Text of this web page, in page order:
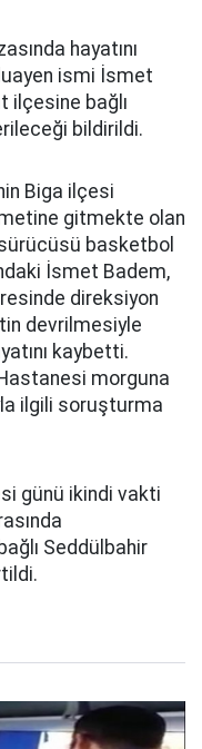
hayatını
ismi İsmet
ilçesine bağlı
bildirildi.
Biga ilçesi
gitmekte olan
basketbol
İsmet Badem,
direksiyon
devrilmesiyle
kaybetti.
morguna
ilgili soruşturma
günü ikindi vakti
Seddülbahir